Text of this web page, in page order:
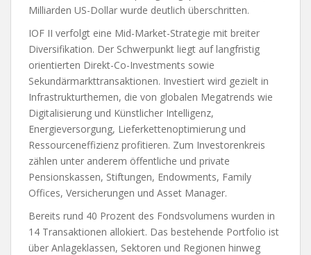
Milliarden US-Dollar wurde deutlich überschritten.
IOF II verfolgt eine Mid-Market-Strategie mit breiter
Diversifikation. Der Schwerpunkt liegt auf langfristig
orientierten Direkt-Co-Investments sowie
Sekundärmarkttransaktionen. Investiert wird gezielt in
Infrastrukturthemen, die von globalen Megatrends wie
Digitalisierung und Künstlicher Intelligenz,
Energieversorgung, Lieferkettenoptimierung und
Ressourceneffizienz profitieren. Zum Investorenkreis
zählen unter anderem öffentliche und private
Pensionskassen, Stiftungen, Endowments, Family
Offices, Versicherungen und Asset Manager.
Bereits rund 40 Prozent des Fondsvolumens wurden in
14 Transaktionen allokiert. Das bestehende Portfolio ist
über Anlageklassen, Sektoren und Regionen hinweg